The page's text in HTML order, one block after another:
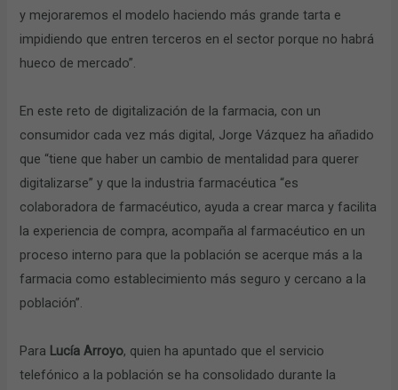
y mejoraremos el modelo haciendo más grande tarta e
impidiendo que entren terceros en el sector porque no habrá
hueco de mercado”.
En este reto de digitalización de la farmacia, con un
consumidor cada vez más digital, Jorge Vázquez ha añadido
que “tiene que haber un cambio de mentalidad para querer
digitalizarse” y que la industria farmacéutica “es
colaboradora de farmacéutico, ayuda a crear marca y facilita
la experiencia de compra, acompaña al farmacéutico en un
proceso interno para que la población se acerque más a la
farmacia como establecimiento más seguro y cercano a la
población”.
Para Lucía Arroyo, quien ha apuntado que el servicio
telefónico a la población se ha consolidado durante la